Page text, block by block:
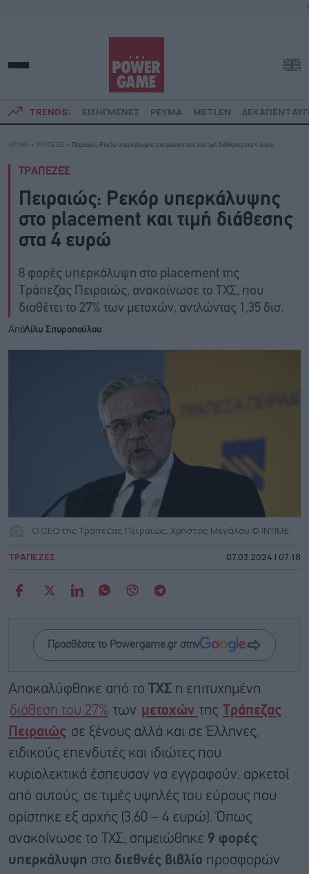
TRENDS: ΕΙΣΗΓΜΕΝΕΣ ΡΕΥΜΑ METLEN
ΑΡΧΙΚΗ » ΤΡΑΠΕΖΕΣ » Πειραιώς: Ρεκόρ υπερκάλυψης στο placement και τιμή διάθεσης στα 4 ευρώ
ΤΡΑΠΕΖΕΣ
Πειραιώς: Ρεκόρ υπερκάλυψης
στο placement και τιμή διάθεσης
στα 4 ευρώ
8 φορές υπερκάλυψη στο placement της
Τράπεζας Πειραιώς, ανακοίνωσε το ΤΧΣ, που
διαθέτει το 27% των μετοχών, αντλώντας 1,35 δισ.
ΑπόΛίλυ Σπυροπούλου
O CEO της Τράπεζας Πειραιώς, Χρήστος Μεγάλου © INTIME
ΤΡΑΠΕΖΕΣ 07.03.2024 | 07:18
Προσθέστε το Powergame.gr στην
Αποκαλύφθηκε από το ΤΧΣ η επιτυχημένη
διάθεση του 27% των μετοχών της
Τράπεζας
Πειραιώς σε ξένους αλλά και σε Έλληνες,
ειδικούς επενδυτές και ιδιώτες που
κυριολεκτικά έσπευσαν να εγγραφούν, αρκετοί
από αυτούς, σε τιμές υψηλές του εύρους που
ορίστηκε εξ αρχής (3,60 – 4 ευρώ). Όπως
ανακοίνωσε το ΤΧΣ, σημειώθηκε 9 φορές
υπερκάλυψη στο διεθνές βιβλίο προσφορών